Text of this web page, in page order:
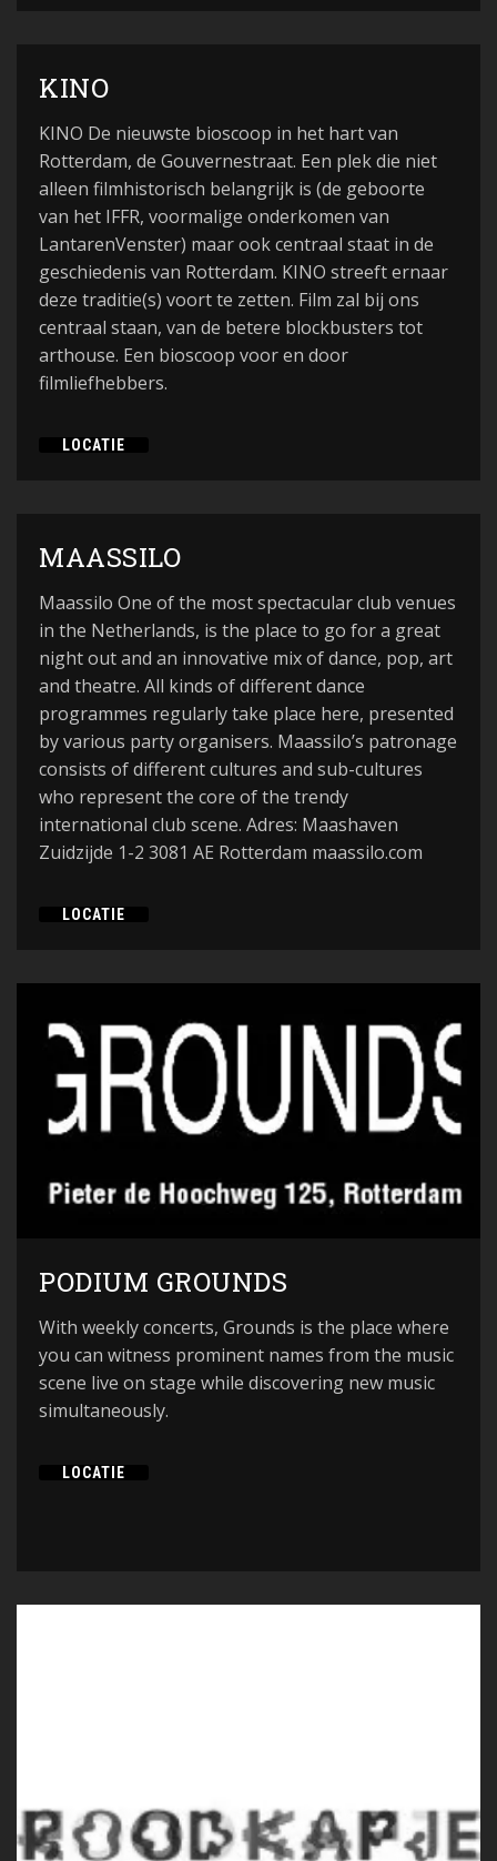
KINO
KINO De nieuwste bioscoop in het hart van
Rotterdam, de Gouvernestraat. Een plek die niet
alleen filmhistorisch belangrijk is (de geboorte
van het IFFR, voormalige onderkomen van
LantarenVenster) maar ook centraal staat in de
geschiedenis van Rotterdam. KINO streeft ernaar
deze traditie(s) voort te zetten. Film zal bij ons
centraal staan, van de betere blockbusters tot
arthouse. Een bioscoop voor en door
filmliefhebbers.
LOCATIE
MAASSILO
Maassilo One of the most spectacular club venues
in the Netherlands, is the place to go for a great
night out and an innovative mix of dance, pop, art
and theatre. All kinds of different dance
programmes regularly take place here, presented
by various party organisers. Maassilo’s patronage
consists of different cultures and sub-cultures
who represent the core of the trendy
international club scene. Adres: Maashaven
Zuidzijde 1-2 3081 AE Rotterdam maassilo.com
LOCATIE
PODIUM GROUNDS
With weekly concerts, Grounds is the place where
you can witness prominent names from the music
scene live on stage while discovering new music
simultaneously.
LOCATIE